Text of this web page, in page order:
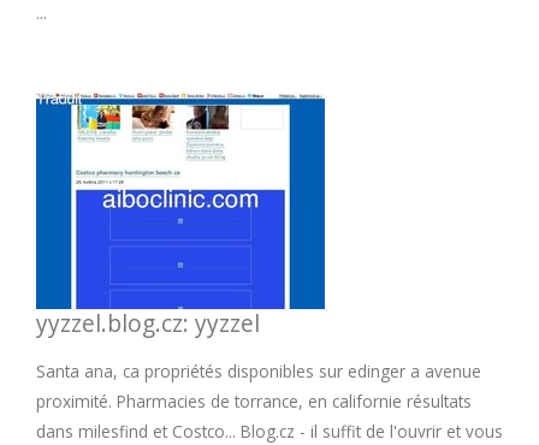
...
yyzzel.blog.cz: yyzzel
Santa ana, ca propriétés disponibles sur edinger a avenue
proximité. Pharmacies de torrance, en californie résultats
dans milesfind et Costco... Blog.cz - il suffit de l'ouvrir et vous